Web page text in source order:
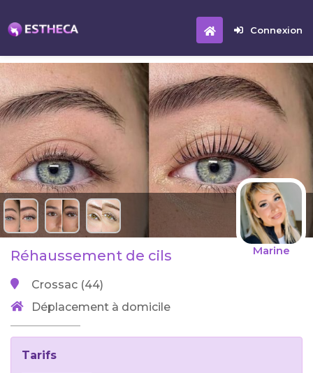
Connexion
Marine
Réhaussement de cils
Crossac (44)
Déplacement à domicile
Tarifs